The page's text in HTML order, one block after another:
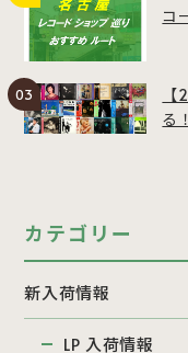
コ
る
カテゴリー
新入荷情報
LP 入荷情報